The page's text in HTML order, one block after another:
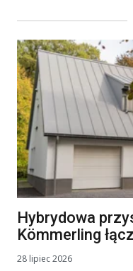
Hybrydowa
Kömmerling
28 lipiec 2026